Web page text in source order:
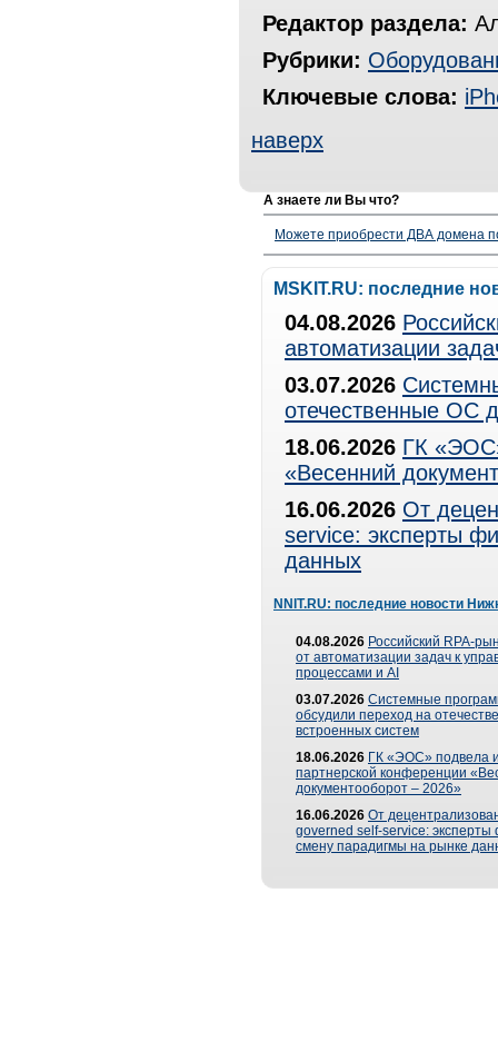
Редактор раздела:
Рубрики:
Ключевые слова:
наверх
А знаете ли Вы что?
Можете приобрести ДВА домена
MSKIT.RU: последние
04.08.2026
автоматизации
03.07.2026
отечественные ОС
18.06.2026 ГК
«Весенний
16.06.2026 От
service: эксперты
данных
NNIT.RU: последние новости
04.08.2026 Российский RPA-
от автоматизации задач к
процессами и AI
03.07.2026 Системные
обсудили переход на
встроенных систем
18.06.2026 ГК «ЭОС» подвела
партнерской конференции
документооборот – 2026»
16.06.2026 От
governed self-service: эксперты
смену парадигмы на рынке